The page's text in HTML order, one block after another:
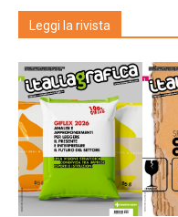
Leggi la rivista